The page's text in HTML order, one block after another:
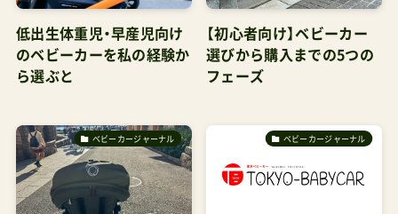
低出生体重児・早産児向け
のベビーカーを私の経験か
ら選ぶと
【初心者向け】ベビーカー
選びから購入までの5つの
フェーズ
ベビーカージャーナル ベビーカージャーナル